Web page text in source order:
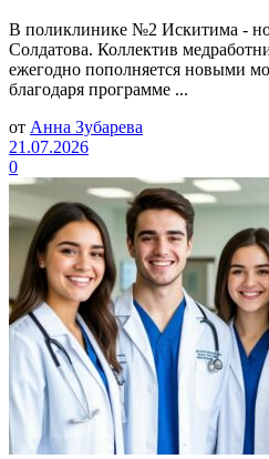
В поликлинике №2 Искитима -
Солдатова. Коллектив
ежегодно пополняется новыми
благодаря программе ...
от Анна Зубарева
21.07.2026
0